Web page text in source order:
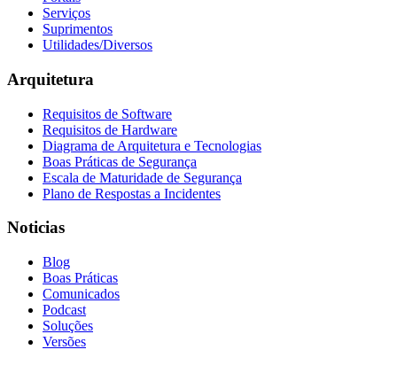
Serviços
Suprimentos
Utilidades/Diversos
Arquitetura
Requisitos de Software
Requisitos de Hardware
Diagrama de Arquitetura e Tecnologias
Boas Práticas de Segurança
Escala de Maturidade de Segurança
Plano de Respostas a Incidentes
Noticias
Blog
Boas Práticas
Comunicados
Podcast
Soluções
Versões